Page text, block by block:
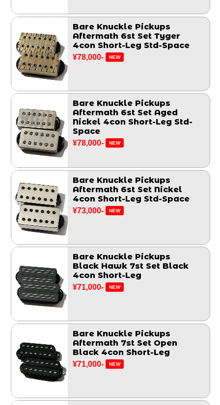
Bare Knuckle Pickups
Aftermath 6st Set Tyger
4con Short-Leg Std-Space
¥78,000- NEW
Bare Knuckle Pickups
Aftermath 6st Set Aged
Nickel 4con Short-Leg Std-
Space
¥78,000- NEW
Bare Knuckle Pickups
Aftermath 6st Set Nickel
4con Short-Leg Std-Space
¥73,000- NEW
Bare Knuckle Pickups
Black Hawk 7st Set Black
4con Short-Leg
¥71,000- NEW
Bare Knuckle Pickups
Aftermath 7st Set Open
Black 4con Short-Leg
¥71,000- NEW